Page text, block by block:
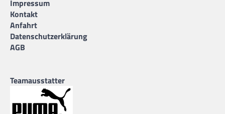
Impressum
Kontakt
Anfahrt
Datenschutzerklärung
AGB
Teamausstatter